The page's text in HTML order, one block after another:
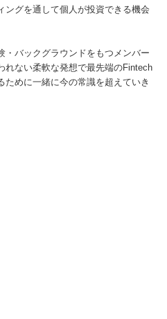
ングを通して個人が投資できる機会
・バックグラウンドをもつメンバー
れない柔軟な発想で最先端のFintech
めに一緒に今の常識を超えていき